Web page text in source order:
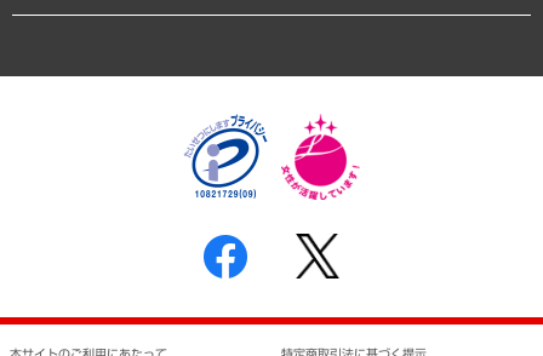
個人情報保護方針
反社会的勢力に対する基本方針
書面による個人情報の開示等の請求の手続きについて